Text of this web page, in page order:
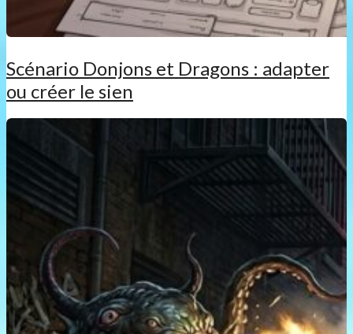
Scénario Donjons et Dragons : adapter
ou créer le sien